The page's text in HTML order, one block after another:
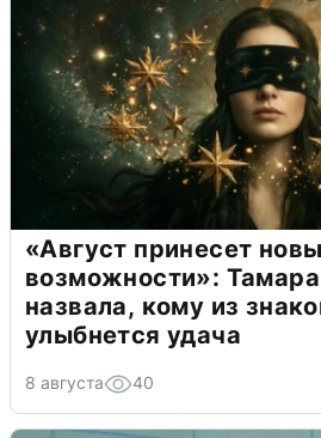
«Август принесет
возможности»:
назвала, кому из
улыбнется удача
8 августа 40